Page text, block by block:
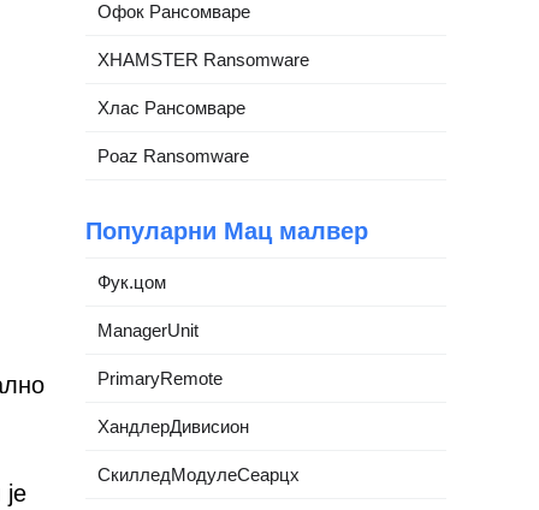
Офок Рансомваре
XHAMSTER Ransomware
Хлас Рансомваре
Poaz Ransomware
Популарни Мац малвер
Фук.цом
ManagerUnit
PrimaryRemote
ХандлерДивисион
СкилледМодулеСеарцх